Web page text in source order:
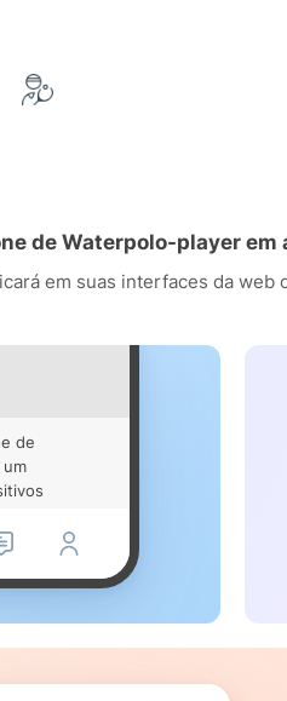
de Waterpolo-player em
em suas interfaces da
de